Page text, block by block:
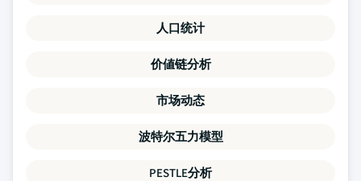
人口统计
价値链分析
市场动态
波特尔五力模型
PESTLE分析